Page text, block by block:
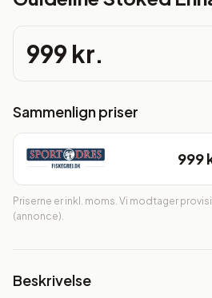
999 kr.
Sammenlign priser
999
Priserne er inkl. moms. Vi modtager
(annonce).
Beskrivelse